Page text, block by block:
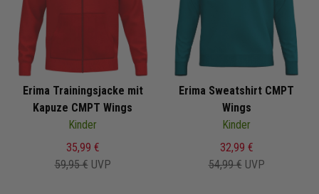
Erima Trainingsjacke mit
Kapuze CMPT Wings
Kinder
35,99 €
59,95 € UVP
Erima Sweatshirt CMPT
Wings
Kinder
32,99 €
54,99 € UVP